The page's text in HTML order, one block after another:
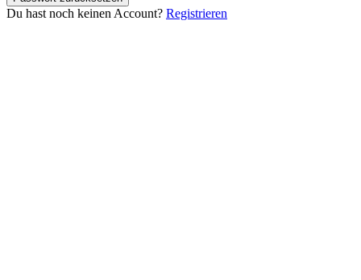
Du hast noch keinen Account? Registrieren